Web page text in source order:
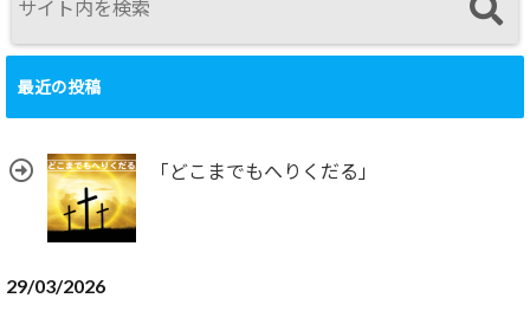
最近の投稿
「どこまでもへりくだる」
29/03/2026